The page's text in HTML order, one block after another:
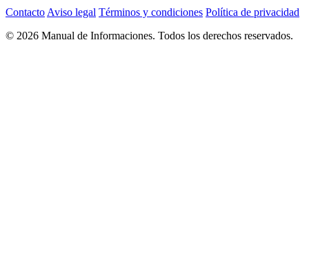
Contacto Aviso legal Términos y condiciones Política de privacidad
© 2026 Manual de Informaciones. Todos los derechos reservados.